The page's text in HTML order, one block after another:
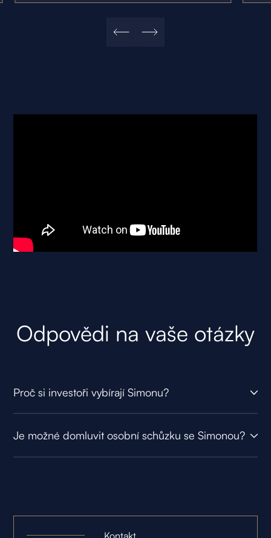
Odpovědi na vaše otázky
Proč si investoři vybírají Simonu?
Je možné domluvit osobní schůzku se Simonou?
Kontakt